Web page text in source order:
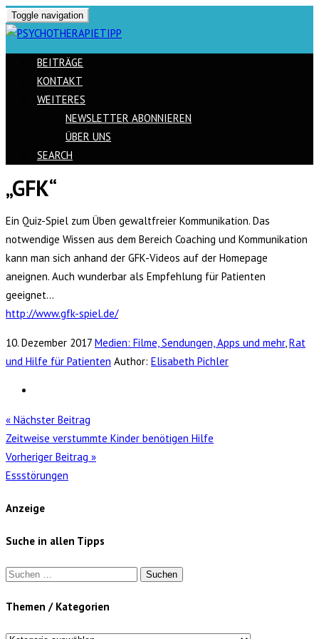
Toggle navigation
BEITRÄGE
KONTAKT
WEITERES
NEWSLETTER ABONNIEREN
ÜBER UNS
SEARCH
Skip
content
„GFK“
Ein Quiz-Spiel zum Üben gewaltfreier Kommunikation. Das
notwendige Wissen aus dem Bereich Coaching und Kommunikation
kann man sich anhand der GFK-Videos auf der Homepage
aneignen. Auch wunderbar als Empfehlung für Patienten
geeignet…
http://www.gfk-spiel.de/
10. Dezember 2017 Medien: Filme, Sendungen, Apps und mehr,Rat
und Hilfe für Patienten Author: Elisabeth Pichler
« Nächster Beitrag
Zeitweise verstummte Kinder benötigen Hilfe
Vorheriger Beitrag »
Essstörungen
Anzeige
Suche in allen Tipps
Suchen
Themen / Kategorien